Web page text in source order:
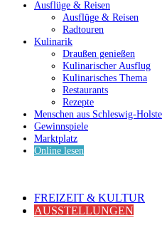
Ausflüge & Reisen
Ausflüge & Reisen
Radtouren
Kulinarik
Draußen genießen
Kulinarischer Ausflug
Kulinarisches Thema
Restaurants
Rezepte
Menschen aus Schleswig-
Gewinnspiele
Marktplatz
Online lesen
FREIZEIT & KULTUR
AUSSTELLUNGEN